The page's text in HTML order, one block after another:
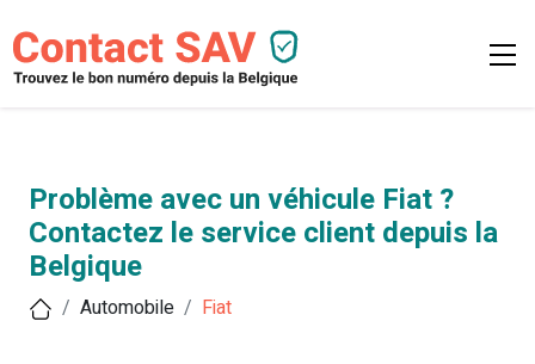
Problème avec un véhicule Fiat ?
Contactez le service client depuis la
Belgique
Automobile Fiat